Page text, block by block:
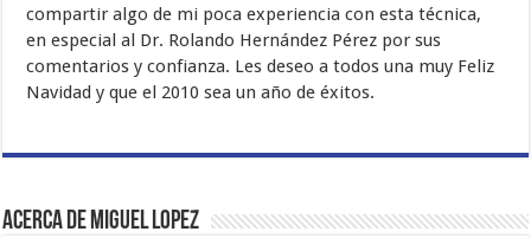
compartir algo de mi poca experiencia con esta técnica,
en especial al Dr. Rolando Hernández Pérez por sus
comentarios y confianza. Les deseo a todos una muy Feliz
Navidad y que el 2010 sea un año de éxitos.
Acerca de Miguel Lopez